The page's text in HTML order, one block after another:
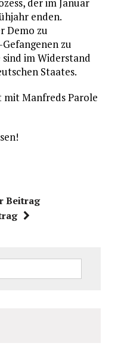
enden.
Demo zu
zu
sind im Widerstand
Staates.
Manfreds Parole
Beitrag